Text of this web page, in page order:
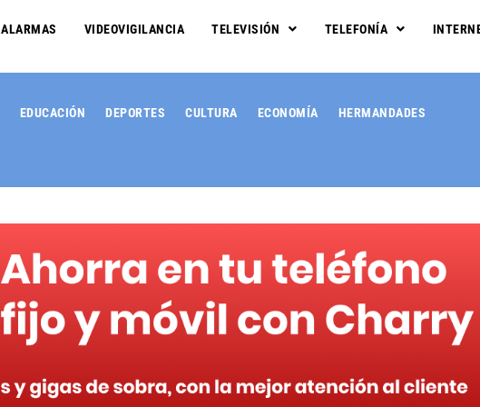
ALARMAS VIDEOVIGILANCIA TELEVISIÓN TELEFONÍA
EDUCACIÓN DEPORTES CULTURA ECONOMÍA HERMANDADES